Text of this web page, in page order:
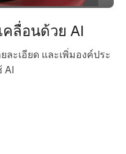
ลื่อนด้วย AI
ะเอียด และเพิ่มองค์ประ
AI